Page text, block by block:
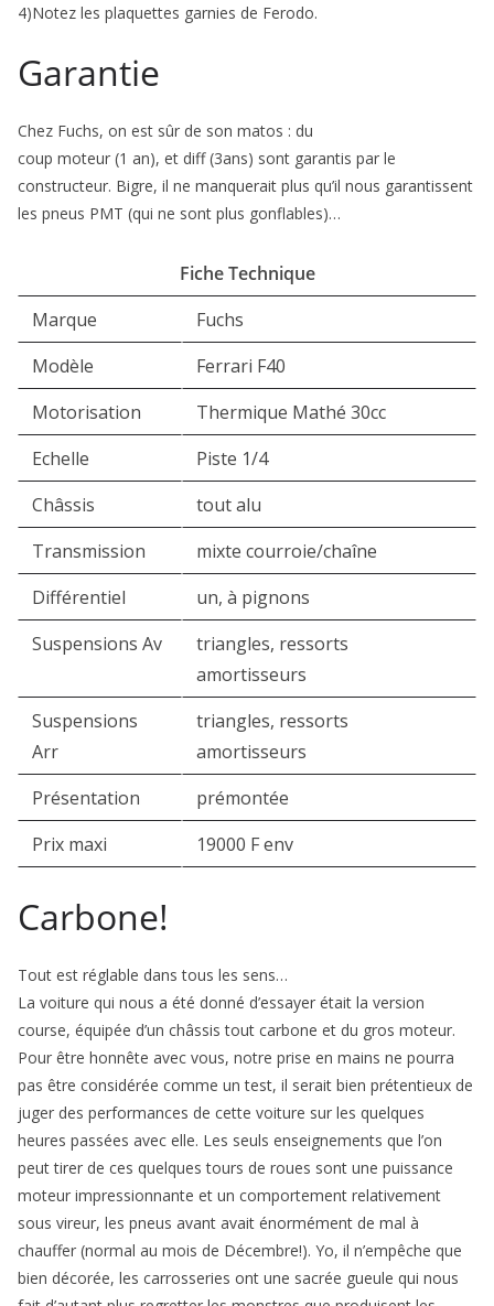
4)Notez les plaquettes garnies de Ferodo.
Garantie
Chez Fuchs, on est sûr de son matos : du
coup moteur (1 an), et diff (3ans) sont garantis par le
constructeur. Bigre, il ne manque­rait plus qu’il nous garantissent
les pneus PMT (qui ne sont plus gonflables)…
Fiche Technique
Marque
Fuchs
Modèle
Ferrari F40
Motorisation
Thermique Mathé 30cc
Echelle
Piste 1/4
Châssis
tout alu
Transmission
mixte courroie/chaîne
Différentiel
un, à pignons
Suspensions Av
triangles, ressorts
amortisseurs
Suspensions
Arr
triangles, ressorts
amortisseurs
Présentation
prémontée
Prix maxi
19000 F env
Carbone!
Tout est réglable dans tous les sens…
La voiture qui nous a été donné d’essayer était la version
course, équipée d’un châssis tout carbone et du gros moteur.
Pour être honnête avec vous, notre prise en mains ne pourra
pas être considérée comme un test, il serait bien prétentieux de
juger des performances de cette voiture sur les quelques
heures passées avec elle. Les seuls ensei­gnements que l’on
peut tirer de ces quelques tours de roues sont une puissance
moteur impressionnante et un comporte­ment relativement
sous vireur, les pneus avant avait énormément de mal à
chauffer (normal au mois de Décembre!). Yo, il n’em­pêche que
bien décorée, les carrosseries ont une sacrée gueule qui nous